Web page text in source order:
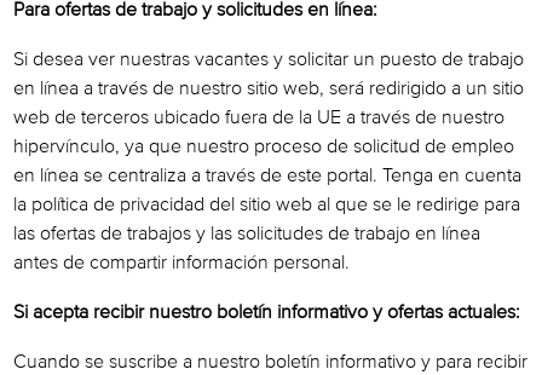
Para ofertas de trabajo y solicitudes en línea:
Si desea ver nuestras vacantes y solicitar un puesto de trabajo
en línea a través de nuestro sitio web, será redirigido a un sitio
web de terceros ubicado fuera de la UE a través de nuestro
hipervínculo, ya que nuestro proceso de solicitud de empleo
en línea se centraliza a través de este portal. Tenga en cuenta
la política de privacidad del sitio web al que se le redirige para
las ofertas de trabajos y las solicitudes de trabajo en línea
antes de compartir información personal.
Si acepta recibir nuestro boletín informativo y ofertas actuales:
Cuando se suscribe a nuestro boletín informativo y para recibir